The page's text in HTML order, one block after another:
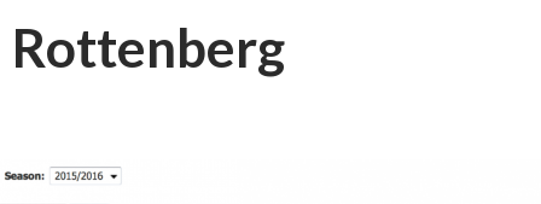
Rottenberg